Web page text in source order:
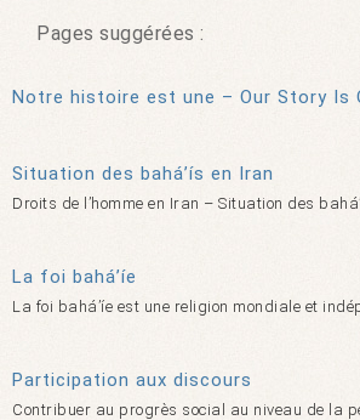
Pages suggérées :
Notre histoire est une – Our Story Is
Situation des bahá’ís en Iran
Droits de l’homme en Iran – Situation des
La foi bahá’íe
La foi bahá’íe est une religion mondiale et
Participation aux discours
Contribuer au progrès social au niveau de la